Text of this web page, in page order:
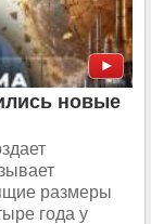
новые
размеры
года у